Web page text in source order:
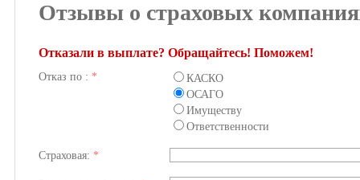
Отзывы о страховых
Отказали в выплате? Обращайтесь! Поможем!
Отказ по : *
КАСКО
ОСАГО
Имуществу
Ответственности
Страховая: *